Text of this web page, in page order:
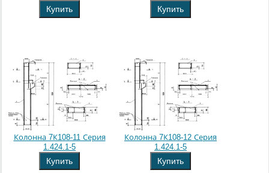
Купить Купить
Колонна 7К108-11 Серия
1.424.1-5
Купить
Колонна 7К108-12 Серия
1.424.1-5
Купить